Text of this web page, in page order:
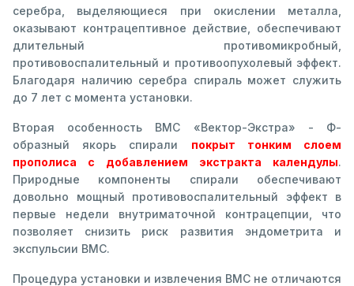
серебра, выделяющиеся при окислении металла,
оказывают контрацептивное действие, обеспечивают
длительный противомикробный,
противовоспалительный и противоопухолевый эффект.
Благодаря наличию серебра спираль может служить
до 7 лет с момента установки.
Вторая особенность ВМС «Вектор-Экстра» - Ф-
образный якорь спирали покрыт тонким слоем
прополиса с добавлением экстракта календулы.
Природные компоненты спирали обеспечивают
довольно мощный противовоспалительный эффект в
первые недели внутриматочной контрацепции, что
позволяет снизить риск развития эндометрита и
экспульсии ВМС.
Процедура установки и извлечения ВМС не отличаются